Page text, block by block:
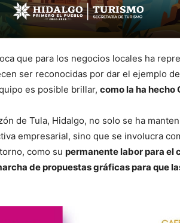
que para los negocios locales ha
ser reconocidas por dar el ejemplo
es posible brillar, como la ha hecho
de Tula, Hidalgo, no solo se ha
empresarial, sino que se involucra
como su permanente labor para el
de propuestas gráficas para que